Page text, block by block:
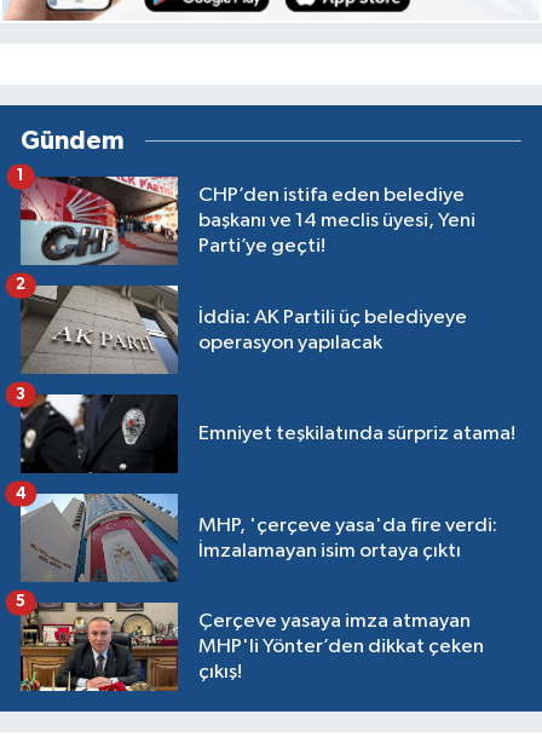
Gündem
CHP’den istifa eden belediye
başkanı ve 14 meclis üyesi, Yeni
Parti’ye geçti!
1
İddia: AK Partili üç belediyeye
operasyon yapılacak
2
Emniyet teşkilatında sürpriz atama!
3
MHP, 'çerçeve yasa'da fire verdi:
İmzalamayan isim ortaya çıktı
4
Çerçeve yasaya imza atmayan
MHP'li Yönter’den dikkat çeken
çıkış!
5